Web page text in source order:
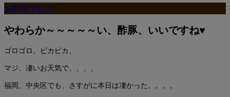
お料理ブログ
やわらか～～～～～い、酢豚、いいですね♥
ゴロゴロ、ピカピカ、
マジ、凄いお天気で、、、、
福岡、中央区でも、さすがに本日は凄かった。。。。